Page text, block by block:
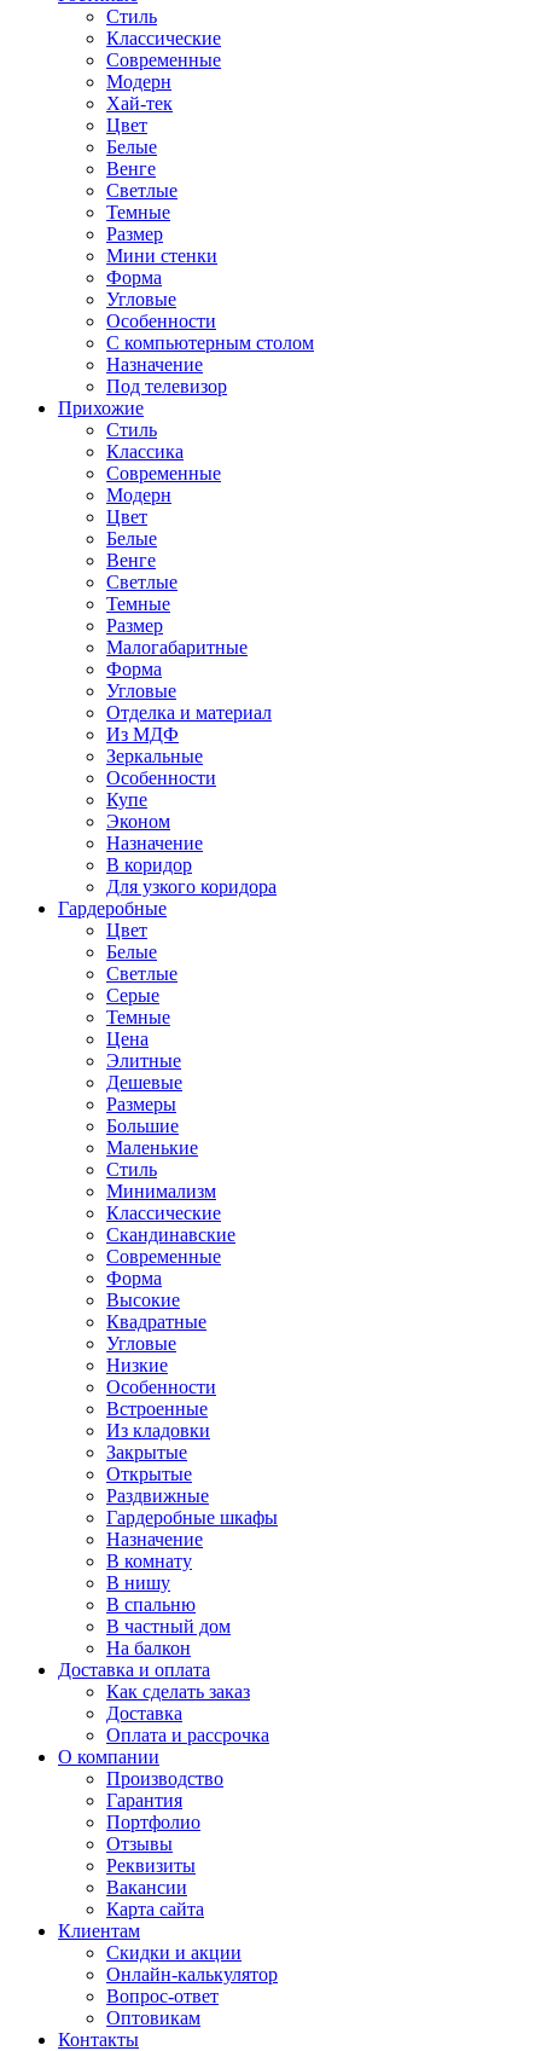
Стиль
Классические
Современные
Модерн
Хай-тек
Цвет
Белые
Венге
Светлые
Темные
Размер
Мини стенки
Форма
Угловые
Особенности
С компьютерным столом
Назначение
Под телевизор
Прихожие
Стиль
Классика
Современные
Модерн
Цвет
Белые
Венге
Светлые
Темные
Размер
Малогабаритные
Форма
Угловые
Отделка и материал
Из МДФ
Зеркальные
Особенности
Купе
Эконом
Назначение
В коридор
Для узкого коридора
Гардеробные
Цвет
Белые
Светлые
Серые
Темные
Цена
Элитные
Дешевые
Размеры
Большие
Маленькие
Стиль
Минимализм
Классические
Скандинавские
Современные
Форма
Высокие
Квадратные
Угловые
Низкие
Особенности
Встроенные
Из кладовки
Закрытые
Открытые
Раздвижные
Гардеробные шкафы
Назначение
В комнату
В нишу
В спальню
В частный дом
На балкон
Доставка и оплата
Как сделать заказ
Доставка
Оплата и рассрочка
О компании
Производство
Гарантия
Портфолио
Отзывы
Реквизиты
Вакансии
Карта сайта
Клиентам
Скидки и акции
Онлайн-калькулятор
Вопрос-ответ
Оптовикам
Контакты